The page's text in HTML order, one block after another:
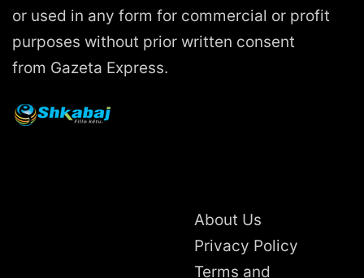
or used in any form for commercial or profit
purposes without prior written consent
from Gazeta Express.
About Us
Privacy Policy
Terms and